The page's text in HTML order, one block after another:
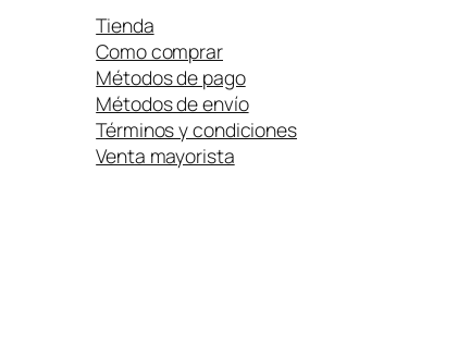
Tienda
Como comprar
Métodos de pago
Métodos de envío
Términos y condiciones
Venta mayorista